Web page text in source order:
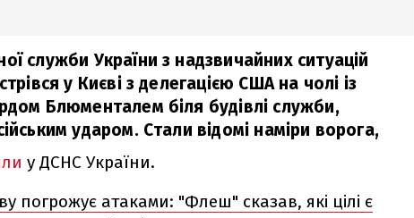
служби України з надзвичайних ситуацій
у Києві з делегацією США на чолі із
Блюменталем біля будівлі служби,
ударом. Стали відомі наміри ворога,
у ДСНС України.
погрожує атаками: "Флеш" сказав, які цілі є